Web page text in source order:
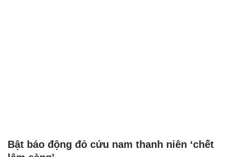
Bật báo động đỏ cứu nam thanh niên ‘chết